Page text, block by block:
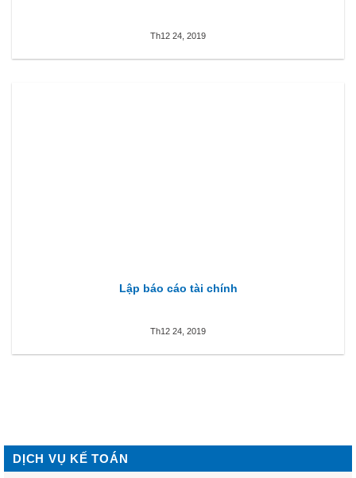
Th12 24, 2019
Lập báo cáo tài chính
Th12 24, 2019
DỊCH VỤ KẾ TOÁN